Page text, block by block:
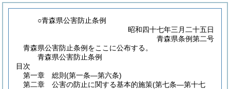
○青森県公害防止条例
昭和四十七年三月二十五日
青森県条例第二号
青森県公害防止条例をここに公布する。
青森県公害防止条例
目次
第一章
総則 (第一条―第六条)
第二章
公害の防止に関する基本的施策(第七条―第十七